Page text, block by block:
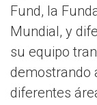
Fund, la
Mundial, y
su equipo
demostrando
diferentes